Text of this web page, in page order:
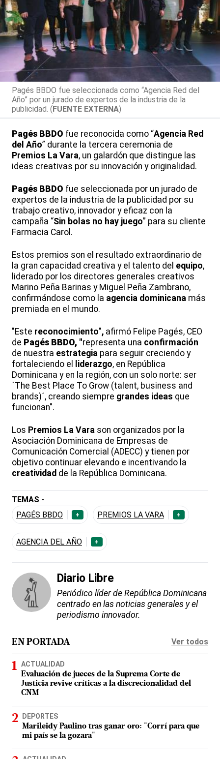
Pagés BBDO fue seleccionada como “Agencia Red del
Año” por un jurado de expertos de la industria de la
publicidad. (FUENTE EXTERNA)
Pagés BBDO fue reconocida como “Agencia Red
del Año” durante la tercera ceremonia de
Premios La Vara, un galardón que distingue las
ideas creativas por su innovación y originalidad.
Pagés BBDO fue seleccionada por un jurado de
expertos de la industria de la publicidad por su
trabajo creativo, innovador y eficaz con la
campaña “Sin bolas no hay juego” para su cliente
Farmacia Carol.
Estos premios son el resultado extraordinario de
la gran capacidad creativa y el talento del equipo,
liderado por los directores generales creativos
Marino Peña Barinas y Miguel Peña Zambrano,
confirmándose como la agencia dominicana más
premiada en el mundo.
"Este reconocimiento", afirmó Felipe Pagés, CEO
de Pagés BBDO, "representa una confirmación
de nuestra estrategia para seguir creciendo y
fortaleciendo el
liderazgo, en República
Dominicana y en la región, con un solo norte: ser
´The Best Place To Grow (talent, business and
brands)´, creando siempre grandes ideas que
funcionan".
Los Premios La Vara son organizados por la
Asociación Dominicana de Empresas de
Comunicación Comercial (ADECC) y tienen por
objetivo continuar elevando e incentivando la
creatividad de la República Dominicana.
TEMAS -
PAGÉS BBDO
+ PREMIOS LA VARA +
AGENCIA DEL AÑO +
Diario Libre
Periódico líder de República Dominicana
centrado en las noticias generales y el
periodismo innovador.
EN PORTADA Ver todos
ACTUALIDAD
Evaluación de jueces de la Suprema Corte de
Justicia revive críticas a la discrecionalidad del
CNM
DEPORTES
Marileidy Paulino tras ganar oro: "Corrí para que
mi país se la gozara"